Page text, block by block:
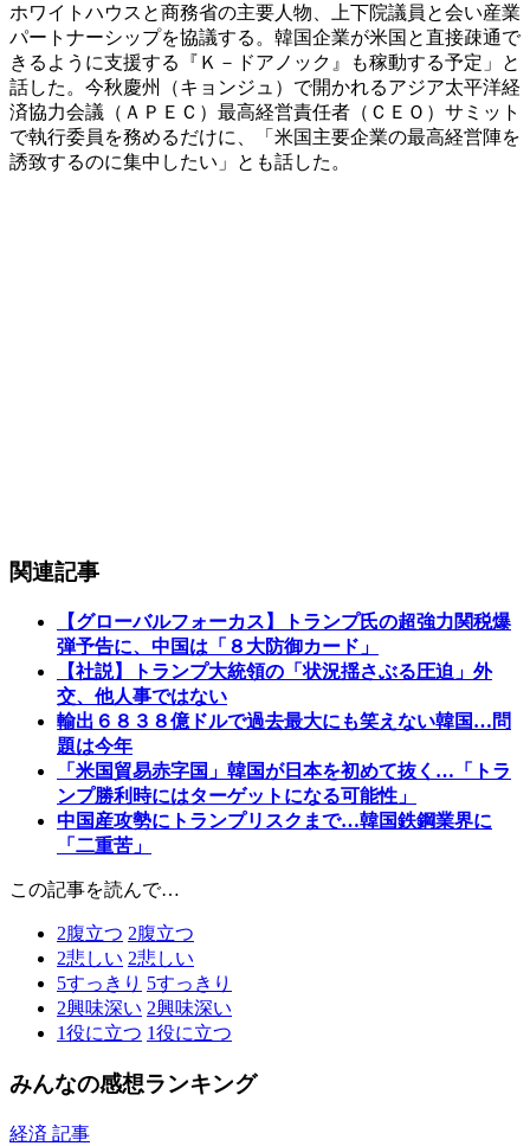
ホワイトハウスと商務省の主要人物、上下院議員と会い産業
パートナーシップを協議する。韓国企業が米国と直接疎通で
きるように支援する『Ｋ－ドアノック』も稼動する予定」と
話した。今秋慶州（キョンジュ）で開かれるアジア太平洋経
済協力会議（ＡＰＥＣ）最高経営責任者（ＣＥＯ）サミット
で執行委員を務めるだけに、「米国主要企業の最高経営陣を
誘致するのに集中したい」とも話した。
関連記事
【グローバルフォーカス】トランプ氏の超強力関税爆
弾予告に、中国は「８大防御カード」
【社説】トランプ大統領の「状況揺さぶる圧迫」外
交、他人事ではない
輸出６８３８億ドルで過去最大にも笑えない韓国…問
題は今年
「米国貿易赤字国」韓国が日本を初めて抜く…「トラ
ンプ勝利時にはターゲットになる可能性」
中国産攻勢にトランプリスクまで…韓国鉄鋼業界に
「二重苦」
この記事を読んで…
2腹立つ 2腹立つ
2悲しい 2悲しい
5すっきり 5すっきり
2興味深い 2興味深い
1役に立つ 1役に立つ
みんなの感想ランキング
経済 記事